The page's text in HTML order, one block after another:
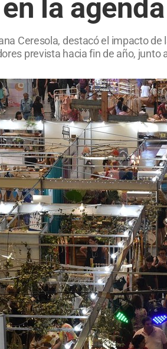
la
Ceresola, destacó el impacto
prevista hacia fin de año, junto